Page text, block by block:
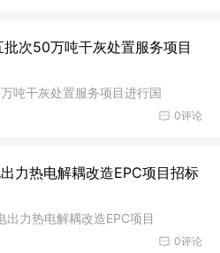
次50万吨干灰处置服务项目
吨干灰处置服务项目进行国
0评论
力热电解耦改造EPC项目招标
力热电解耦改造EPC项目
0评论